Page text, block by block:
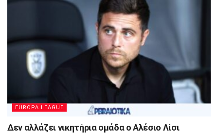
EUROPA LEAGUE
Δεν αλλάζει νικητήρια ομάδα ο Αλέσιο Λίσι